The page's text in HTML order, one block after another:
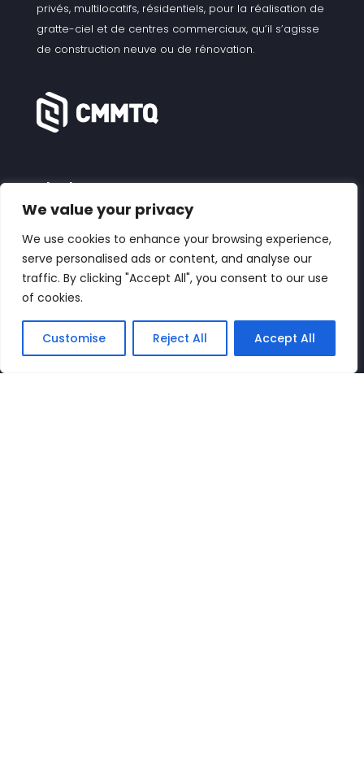
We value your privacy
We use cookies to enhance your browsing experience,
serve personalised ads or content, and analyse our
traffic. By clicking "Accept All", you consent to our use
of cookies.
Customise Reject All Accept All
privés, multilocatifs, résidentiels, pour la réalisation de
gratte-ciel et de centres commerciaux, qu’il s’agisse
de construction neuve ou de rénovation.
Charbonneau
1955, rue Cabot
3000 Montée Saint-Aubin
Laval, QC H7L 3N8
514-766-3531